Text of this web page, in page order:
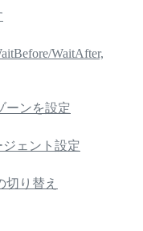
WaitAfter,
ーンを設定
ェント設定
切り替え